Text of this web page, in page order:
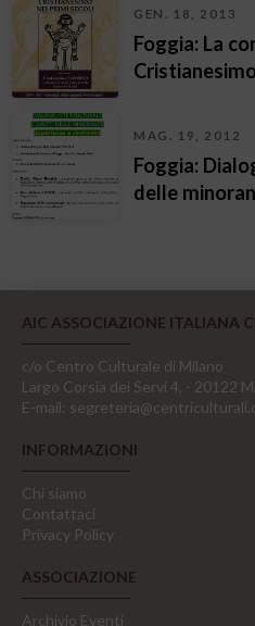
GEN. 18, 2013
Foggia: La
MAG. 19, 2012
Foggia:
delle
AIC ASSOCIAZIONE ITALIANA
c/o Centro Culturale di Milano
Largo Corsia dei Servi 4, - 20122
E-mail:
INFORMAZIONI
Chi siamo
Contattaci
Privacy Policy
ASSOCIAZIONE
Archivio Eventi